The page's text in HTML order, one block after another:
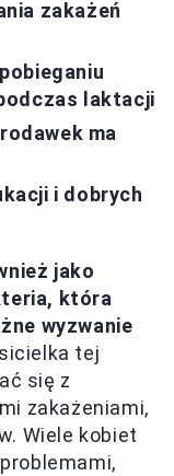
zakażeń
laktacji
ma
i dobrych
jako
która
wyzwanie
tej
się z
zakażeniami,
Wiele kobiet